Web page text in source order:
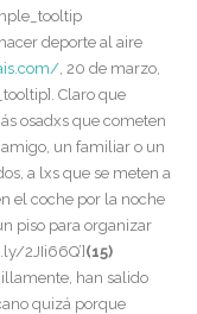
deporte al aire
, 20 de marzo,
. Claro que
osadxs que cometen
un familiar o un
a lxs que se meten a
el coche por la noche
piso para organizar
2JIi66Q’] (15)
han salido
quizá porque